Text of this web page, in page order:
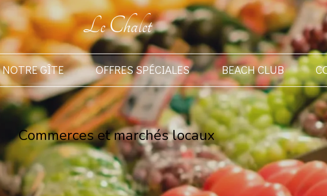
Le Chalet
NOTRE GÎTE OFFRES SPÉCIALES BEACH CLUB
Commerces et marchés locaux